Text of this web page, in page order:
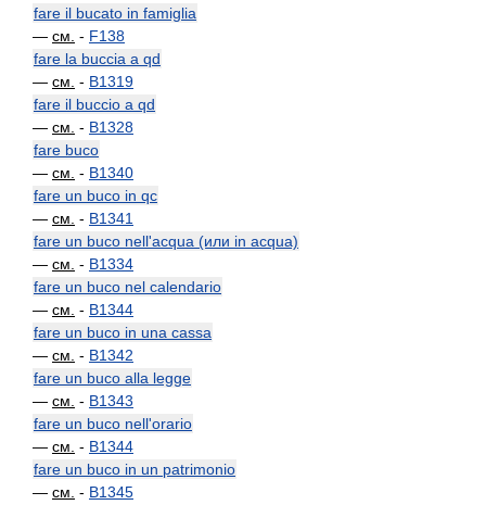
fare il bucato in famiglia
— см. - F138
fare la buccia a qd
— см. - B1319
fare il buccio a qd
— см. - B1328
fare buco
— см. - B1340
fare un buco in qc
— см. - B1341
fare un buco nell'acqua (или in acqua)
— см. - B1334
fare un buco nel calendario
— см. - B1344
fare un buco in una cassa
— см. - B1342
fare un buco alla legge
— см. - B1343
fare un buco nell'orario
— см. - B1344
fare un buco in un patrimonio
— см. - B1345